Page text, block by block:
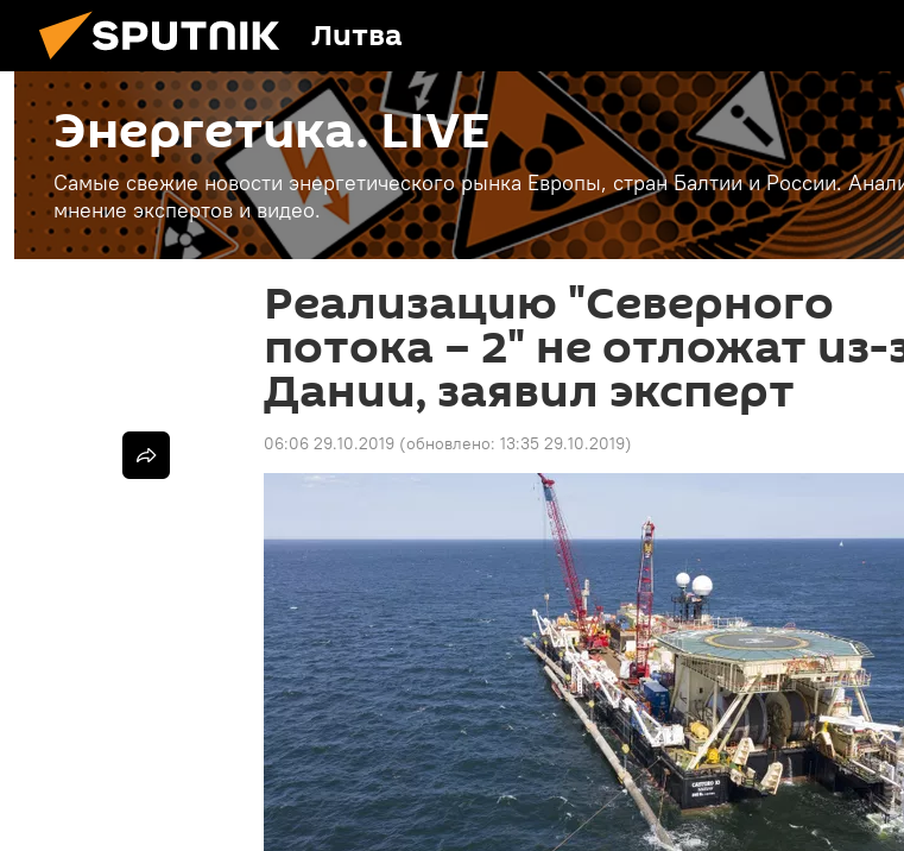
Литва
Энергетика. LIVE
Самые свежие новости энергетического рынка Европы, стран Балтии и России.
мнение экспертов и видео.
Реализацию "Северного
потока – 2" не отложат из-
Дании, заявил эксперт
06:06 29.10.2019 (обновлено: 13:35 29.10.2019)